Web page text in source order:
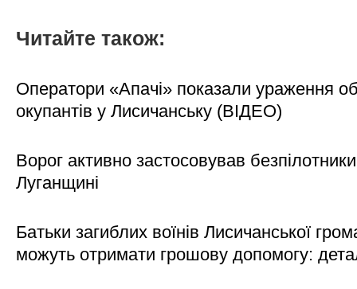
Читайте також:
Оператори «Апачі» показали ураження
окупантів у Лисичанську (ВІДЕО)
Ворог активно застосовував
Луганщині
Батьки загиблих воїнів Лисичанської
можуть отримати грошову допомогу: